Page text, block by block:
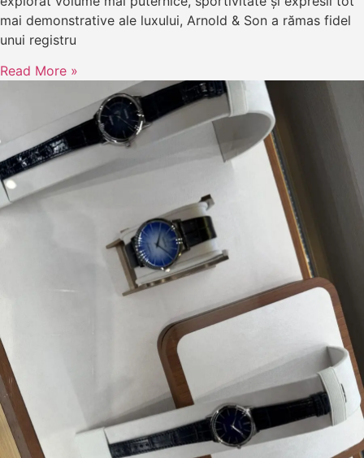
mai demonstrative ale luxului, Arnold & Son a rămas fidel
unui registru
Read More »